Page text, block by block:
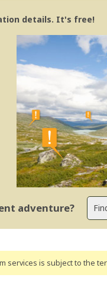
details. It's free!
adventure?
services is subject to the